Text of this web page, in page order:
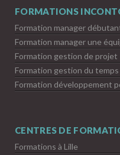
FORMATIONS
Formation manager
Formation manager une
Formation gestion de projet
Formation gestion du temps
Formation développement
CENTRES DE
Formations à Lille